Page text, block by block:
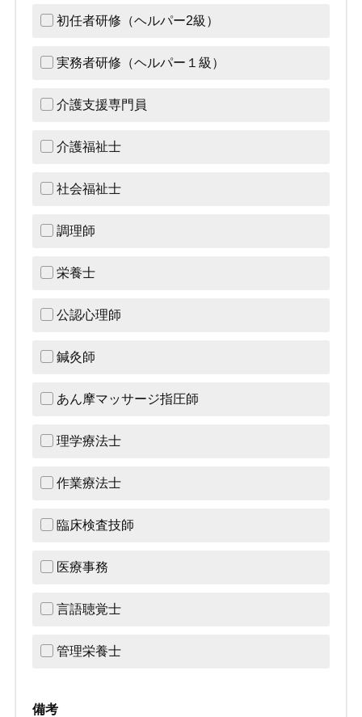
初任者研修（ヘルパー2級）
実務者研修（ヘルパー１級）
介護支援専門員
介護福祉士
社会福祉士
調理師
栄養士
公認心理師
鍼灸師
あん摩マッサージ指圧師
理学療法士
作業療法士
臨床検査技師
医療事務
言語聴覚士
管理栄養士
備考